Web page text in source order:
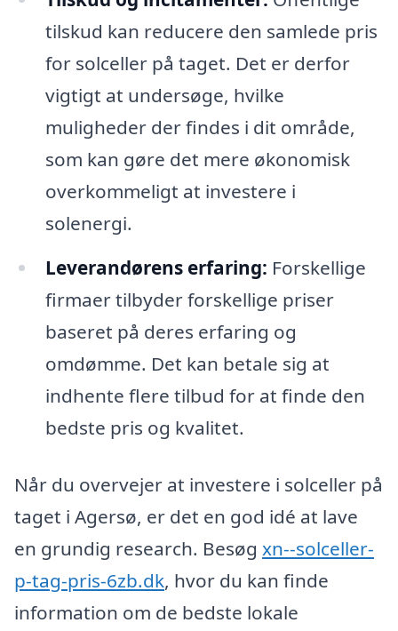
tilskud kan reducere den samlede pris
for solceller på taget. Det er derfor
vigtigt at undersøge, hvilke
muligheder der findes i dit område,
som kan gøre det mere økonomisk
overkommeligt at investere i
solenergi.
Leverandørens erfaring: Forskellige
firmaer tilbyder forskellige priser
baseret på deres erfaring og
omdømme. Det kan betale sig at
indhente flere tilbud for at finde den
bedste pris og kvalitet.
Når du overvejer at investere i solceller på
taget i Agersø, er det en god idé at lave
en grundig research. Besøg xn--solceller-
p-tag-pris-6zb.dk, hvor du kan finde
information om de bedste lokale